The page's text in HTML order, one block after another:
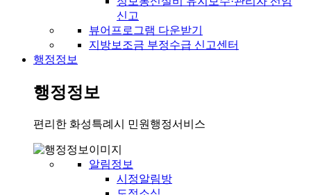
신고
뷰어프로그램 다운받기
지방보조금 부정수급 신고센터
행정정보
행정정보
편리한 화성특례시 민원행정서비스
알림정보
시정알림방